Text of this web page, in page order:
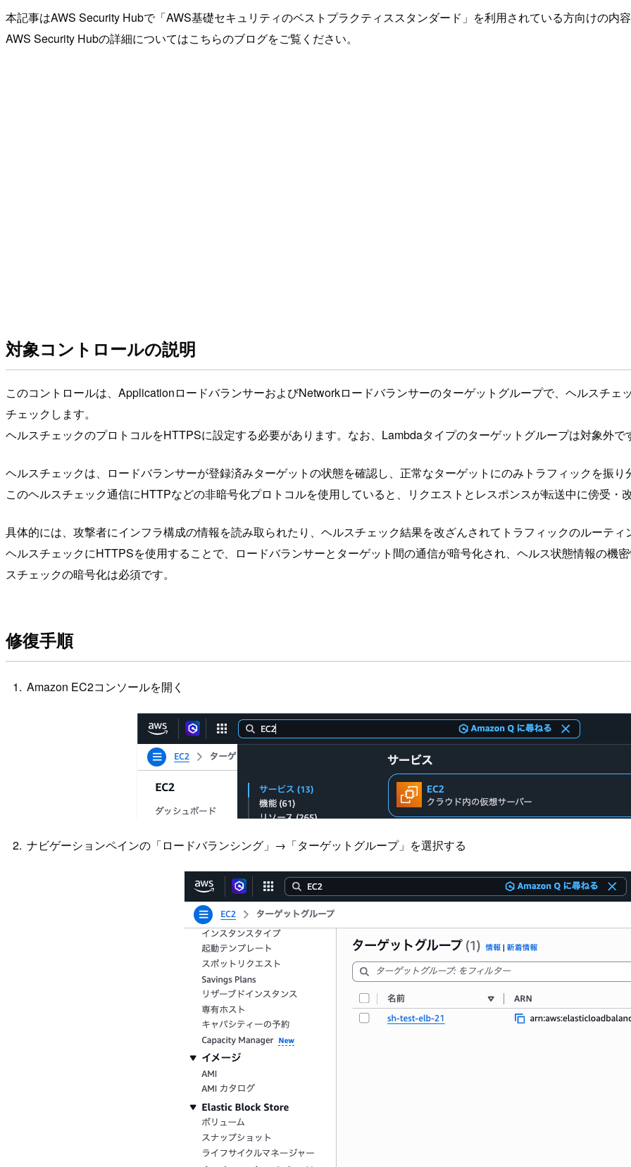
本記事はAWS Security Hubで「AWS基礎セキュリティのベストプラクティススタンダード」を利用されている方向けの内容
AWS Security Hubの詳細についてはこちらのブログをご覧ください。
対象コントロールの説明
このコントロールは、ApplicationロードバランサーおよびNetworkロードバランサーのターゲットグループで、ヘルスチ
チェックします。
ヘルスチェックのプロトコルをHTTPSに設定する必要があります。なお、Lambdaタイプのターゲットグループは対象外で
ヘルスチェックは、ロードバランサーが登録済みターゲットの状態を確認し、正常なターゲットにのみトラフィックを振り
このヘルスチェック通信にHTTPなどの非暗号化プロトコルを使用していると、リクエストとレスポンスが転送中に傍受・
具体的には、攻撃者にインフラ構成の情報を読み取られたり、ヘルスチェック結果を改ざんされてトラフィックのルーティ
ヘルスチェックにHTTPSを使用することで、ロードバランサーとターゲット間の通信が暗号化され、ヘルス状態情報の機
スチェックの暗号化は必須です。
修復手順
Amazon EC2コンソールを開く
ナビゲーションペインの「ロードバランシング」→「ターゲットグループ」を選択する